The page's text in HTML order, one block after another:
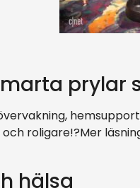
prylar
roligare!?Mer
hälsa